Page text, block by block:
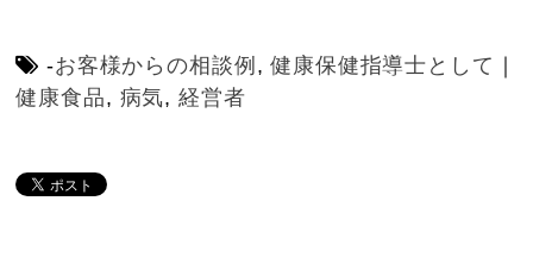
-お客様からの相談例 ,健康保健指導士として
健康食品, 病気, 経営者